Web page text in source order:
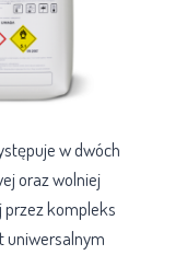
w dwóch
oraz wolniej
przez kompleks
uniwersalnym